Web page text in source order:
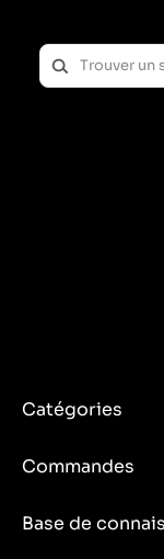
Catégories
Commandes
Base de